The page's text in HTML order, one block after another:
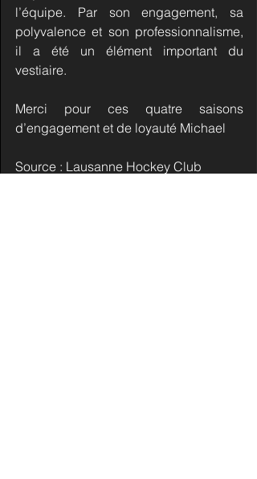
l’équipe. Par son engagement, sa
polyvalence et son professionnalisme,
il a été un élément important du
vestiaire.
Merci pour ces quatre saisons
d’engagement et de loyauté Michael
Source : Lausanne Hockey Club